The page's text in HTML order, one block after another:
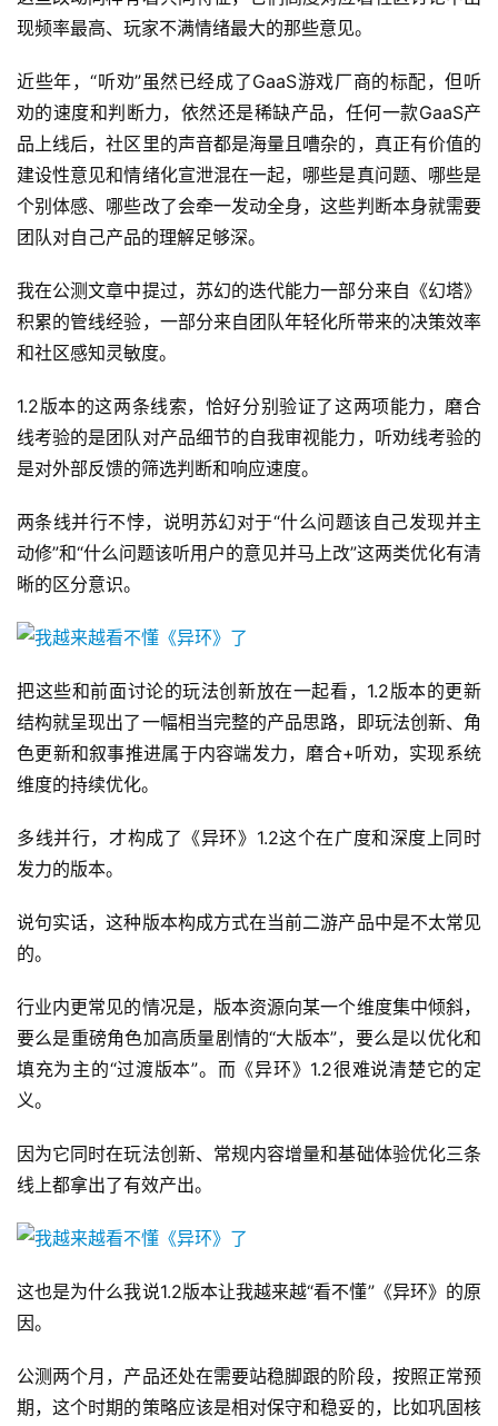
现频率最高、玩家不满情绪最大的那些意见。
近些年，“听劝”虽然已经成了GaaS游戏厂商的标配，但听
劝的速度和判断力，依然还是稀缺产品，任何一款GaaS产
品上线后，社区里的声音都是海量且嘈杂的，真正有价值的
建设性意见和情绪化宣泄混在一起，哪些是真问题、哪些是
个别体感、哪些改了会牵一发动全身，这些判断本身就需要
团队对自己产品的理解足够深。
我在公测文章中提过，苏幻的迭代能力一部分来自《幻塔》
积累的管线经验，一部分来自团队年轻化所带来的决策效率
和社区感知灵敏度。
1.2版本的这两条线索，恰好分别验证了这两项能力，磨合
线考验的是团队对产品细节的自我审视能力，听劝线考验的
是对外部反馈的筛选判断和响应速度。
两条线并行不悖，说明苏幻对于“什么问题该自己发现并主
动修”和“什么问题该听用户的意见并马上改”这两类优化有清
晰的区分意识。
把这些和前面讨论的玩法创新放在一起看，1.2版本的更新
结构就呈现出了一幅相当完整的产品思路，即玩法创新、角
色更新和叙事推进属于内容端发力，磨合+听劝，实现系统
维度的持续优化。
多线并行，才构成了《异环》1.2这个在广度和深度上同时
发力的版本。
说句实话，这种版本构成方式在当前二游产品中是不太常见
的。
行业内更常见的情况是，版本资源向某一个维度集中倾斜，
要么是重磅角色加高质量剧情的“大版本”，要么是以优化和
填充为主的“过渡版本”。而《异环》1.2很难说清楚它的定
义。
因为它同时在玩法创新、常规内容增量和基础体验优化三条
线上都拿出了有效产出。
这也是为什么我说1.2版本让我越来越“看不懂”《异环》的原
因。
公测两个月，产品还处在需要站稳脚跟的阶段，按照正常预
期，这个时期的策略应该是相对保守和稳妥的，比如巩固核